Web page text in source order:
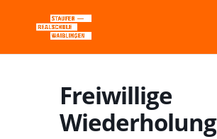
Freiwillige
Wiederholung